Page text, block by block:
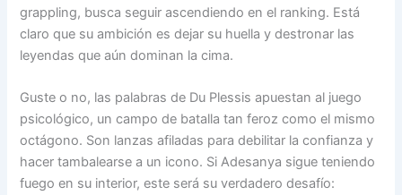
grappling, busca seguir ascendiendo en el ranking. Está
claro que su ambición es dejar su huella y destronar las
leyendas que aún dominan la cima.
Guste o no, las palabras de Du Plessis apuestan al juego
psicológico, un campo de batalla tan feroz como el mismo
octágono. Son lanzas afiladas para debilitar la confianza y
hacer tambalearse a un icono. Si Adesanya sigue teniendo
fuego en su interior, este será su verdadero desafío: